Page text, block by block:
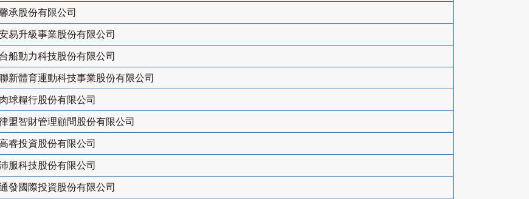
承股份有限公司
易升級事業股份有限公司
台船動力科技股份有限公司
新體育運動科技事業股份有限公司
肉球糧行股份有限公司
盟智財管理顧問股份有限公司
睿投資股份有限公司
服科技股份有限公司
發國際投資股份有限公司